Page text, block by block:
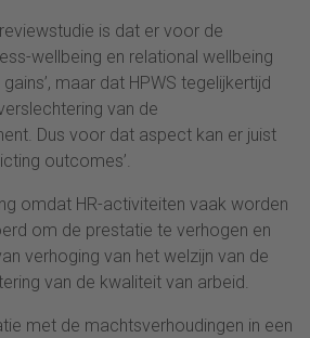
is dat er voor de
wellbeing en relational wellbeing
maar dat HPWS tegelijkertijd
van de
Dus voor dat aspect kan er juist
outcomes’.
omdat HR-activiteiten vaak worden
om de prestatie te verhogen en
verhoging van het welzijn van de
van de kwaliteit van arbeid.
met de machtsverhoudingen in een